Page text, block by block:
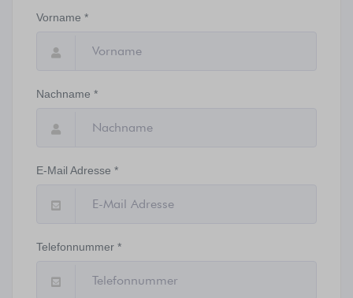
Vorname *
Nachname *
E-Mail Adresse *
Telefonnummer *